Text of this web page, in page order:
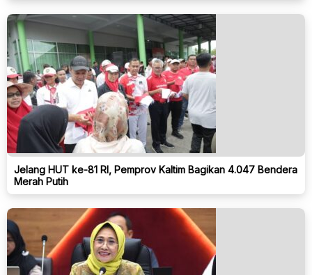
Jelang HUT ke-81 RI, Pemprov Kaltim Bagikan 4.047 Bendera
Merah Putih